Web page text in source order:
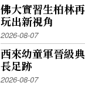
佛大實習生柏林
玩出新視角
2026-08-07
西來幼童軍晉級
長足跡
2026-08-07